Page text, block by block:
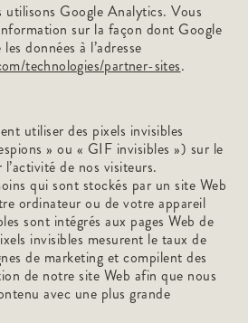
Google Analytics. Vous
sur la façon dont Google
données à l’adresse
technologies/partner-sites.
utiliser des pixels invisibles
» ou « GIF invisibles ») sur le
de nos visiteurs.
qui sont stockés par un site Web
ordinateur ou de votre appareil
sont intégrés aux pages Web de
invisibles mesurent le taux de
de marketing et compilent des
de notre site Web afin que nous
avec une plus grande